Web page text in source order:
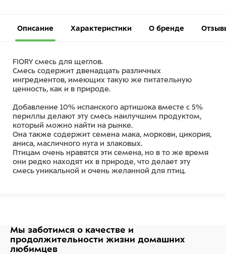
Описание Характеристики О бренде
FIORY смесь для щеглов.
Смесь содержит двенадцать различных
ингредиентов, имеющих такую же питательную
ценность, как и в природе.
Добавление 10% испанского артишока вместе с 5%
периллы делают эту смесь наилучшим продуктом,
который можно найти на рынке.
Она также содержит семена мака, моркови, цикория,
аниса, масличного нуга и злаковых.
Птицам очень нравятся эти семена, но в то же время
они редко находят их в природе, что делает эту
смесь уникальной и очень желанной для птиц.
(растительные субпродукты, пекарные продукты,
декстроза, пчелиный мед 10%, растительные масла и
жиры, натуральный фруктовый ароматизатор,
Мы заботимся о качестве и
продолжительности жизни домашних
любимцев